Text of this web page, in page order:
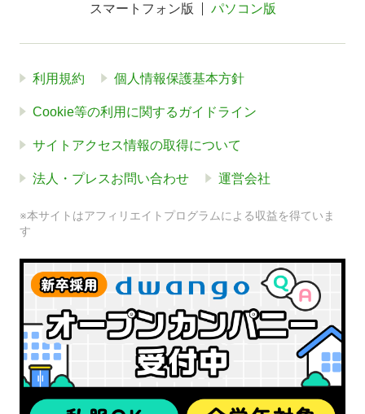
スマートフォン版 パソコン版
利用規約 個人情報保護基本方針
Cookie等の利用に関するガイドライン
サイトアクセス情報の取得について
法人・プレスお問い合わせ 運営会社
※本サイトはアフィリエイトプログラムによる収益を得ていま
す